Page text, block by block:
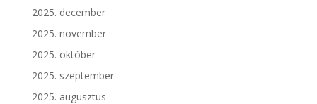
2025. december
2025. november
2025. október
2025. szeptember
2025. augusztus